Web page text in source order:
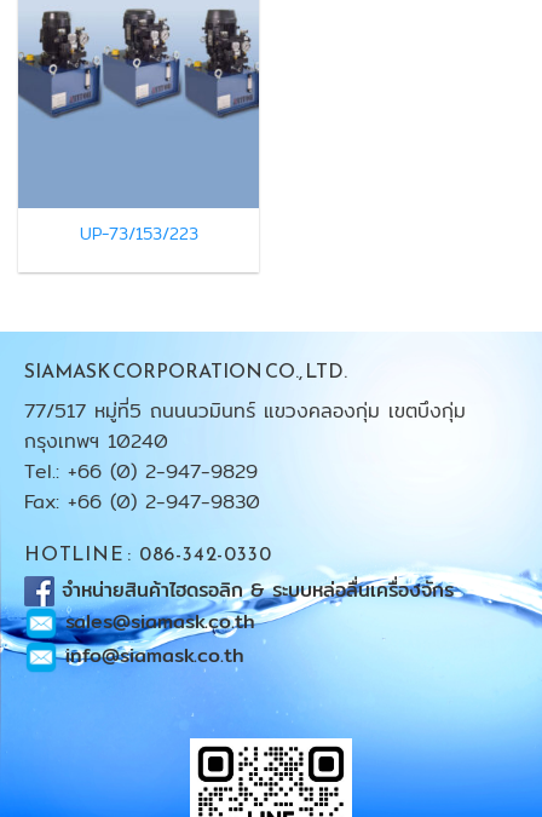
UP-73/153/223
SIAMASK CORPORATION CO., LTD.
77/517 หมู่ที่5 ถนนนวมินทร์ แขวงคลองกุ่ม เขตบึงกุ่ม
กรุงเทพฯ 10240
Tel.: +66 (0) 2-947-9829
Fax: +66 (0) 2-947-9830
HOTLINE : 086-342-0330
จำหน่ายสินค้าไฮดรอลิก & ระบบหล่อลื่นเครื่องจักร
sales@siamask.co.th
info@siamask.co.th